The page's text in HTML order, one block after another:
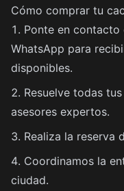
Cómo comprar tu
Ponte en
WhatsApp para
disponibles.
Resuelve todas
asesores expertos.
Realiza la reserva
Coordinamos la
ciudad.